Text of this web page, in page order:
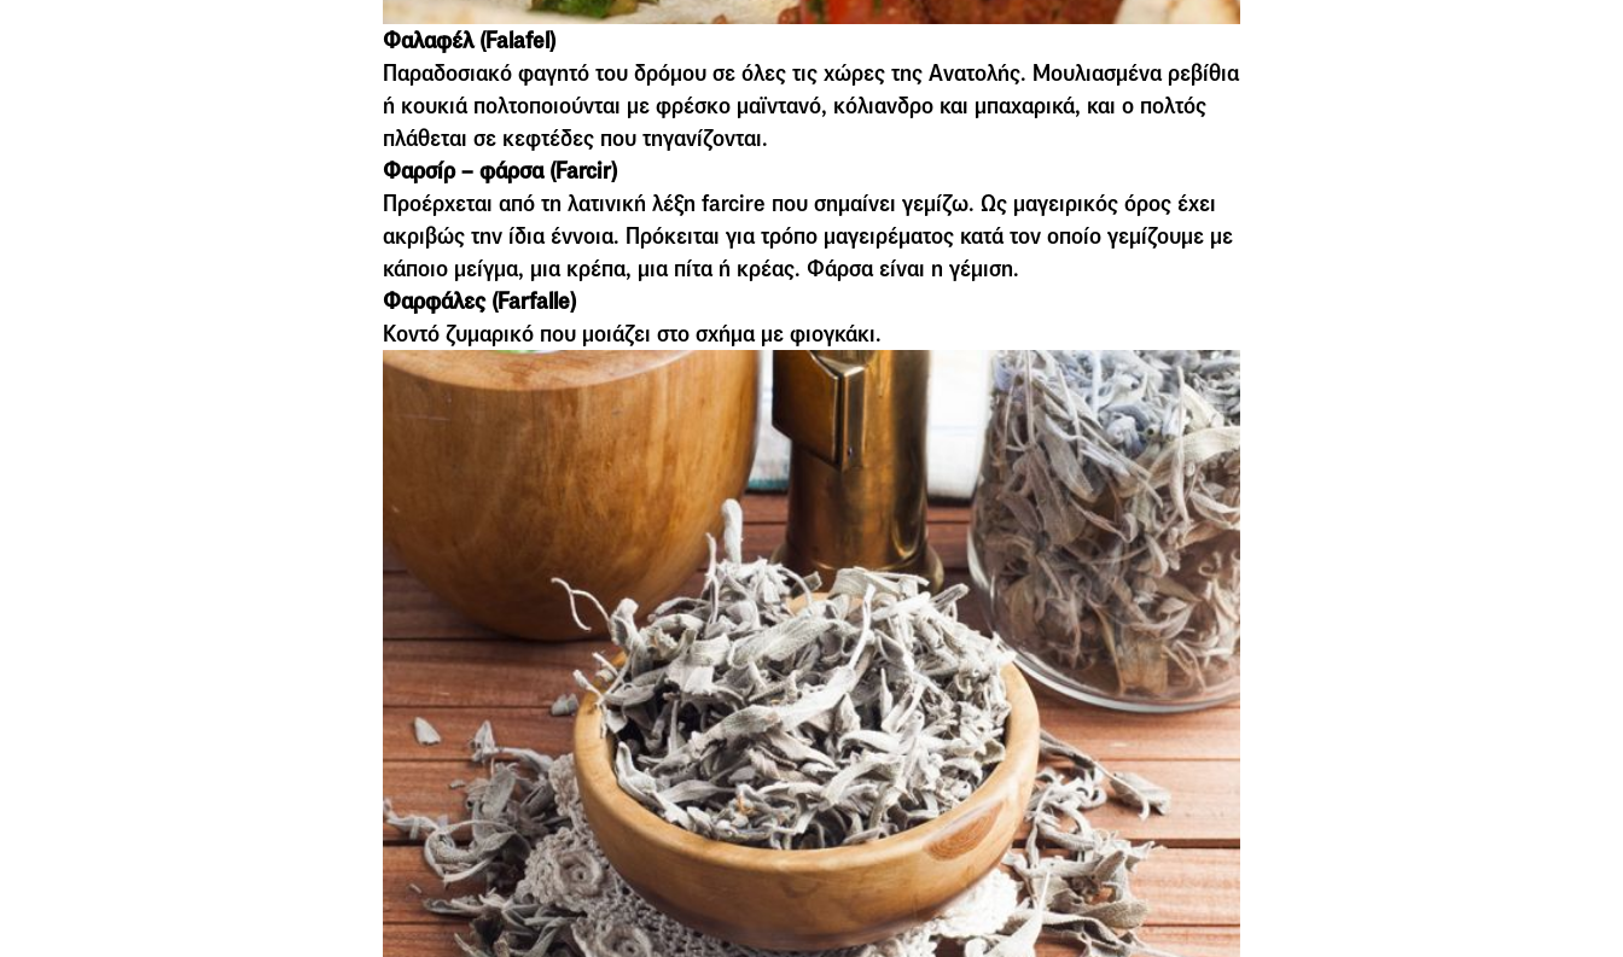
Φαλαφέλ (Falafel)
Παραδοσιακό φαγητό του δρόµου σε όλες τις χώρες της Ανατολής. Μουλιασµένα ρεβίθια
ή κουκιά πολτοποιούνται µε φρέσκο µαϊντανό, κόλιανδρο και µπαχαρικά, και ο πολτός
πλάθεται σε κεφτέδες που τηγανίζονται.
Φαρσίρ – φάρσα (Farcir)
Προέρχεται από τη λατινική λέξη farcire που σηµαίνει γεµίζω. Ως µαγειρικός όρος έχει
ακριβώς την ίδια έννοια. Πρόκειται για τρόπο µαγειρέµατος κατά τον οποίο γεµίζουµε µε
κάποιο µείγµα, µια κρέπα, µια πίτα ή κρέας. Φάρσα είναι η γέµιση.
Φαρφάλες (Farfalle)
Κοντό ζυμαρικό που μοιάζει στο σχήμα με φιογκάκι.